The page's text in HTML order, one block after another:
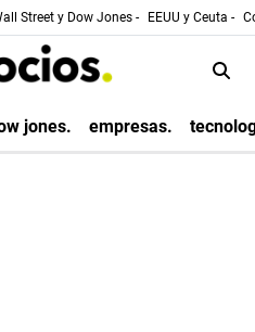
Street y Dow Jones - EEUU y Ceuta -
jones. empresas.